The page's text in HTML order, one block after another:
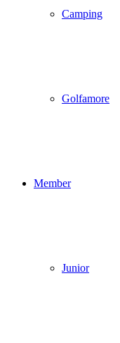
Camping
Golfamore
Member
Junior